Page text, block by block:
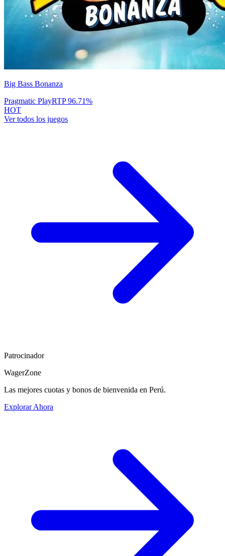
Big Bass Bonanza
Pragmatic PlayRTP96.71%
HOT
Ver todos los juegos
Patrocinador
WagerZone
Las mejores cuotas y bonos de bienvenida en Perú.
Explorar Ahora